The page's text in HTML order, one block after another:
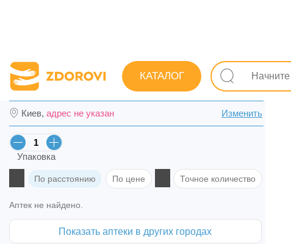
КАТАЛОГ
Поиск лекарств Лекарства Опорно-двигательная система
Траумель С мазь туба 50 г в Киеве
Киев, адрес не указан Изменить
Упаковка
По расстоянию По цене Точное количество
Аптек не найдено.
Показать аптеки в других городах